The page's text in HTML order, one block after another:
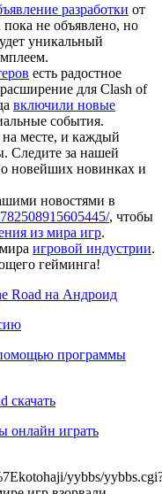
разработки от
не объявлено, но
уникальный
есть радостное
для Clash of
включили новые
события.
месте, и каждый
Следите за нашей
новейших новинках и
новостями в
, чтобы
из мира игр.
игровой индустрии.
гейминга!
Road на Андроид
программы
скачать
онлайн играть
yybbs/